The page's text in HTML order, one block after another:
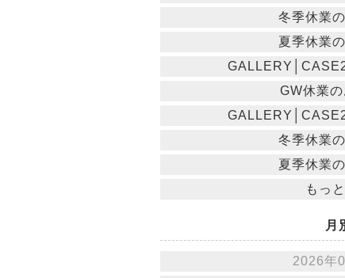
冬季休業
夏季休業
GW休業
冬季休業
夏季休業
もっ
月
2026年